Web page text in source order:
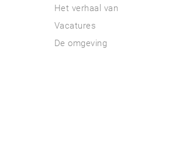
Het verhaal van
Vacatures
De omgeving